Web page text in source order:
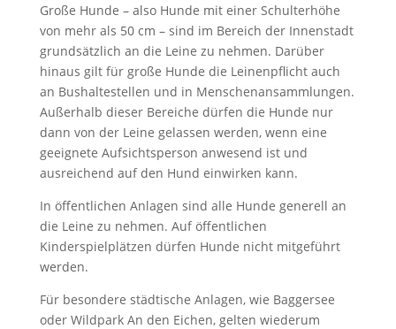
Große Hunde – also Hunde mit einer Schulterhöhe
von mehr als 50 cm – sind im Bereich der Innenstadt
grundsätzlich an die Leine zu nehmen. Darüber
hinaus gilt für große Hunde die Leinenpflicht auch
an Bushaltestellen und in Menschenansammlungen.
Außerhalb dieser Bereiche dürfen die Hunde nur
dann von der Leine gelassen werden, wenn eine
geeignete Aufsichtsperson anwesend ist und
ausreichend auf den Hund einwirken kann.
In öffentlichen Anlagen sind alle Hunde generell an
die Leine zu nehmen. Auf öffentlichen
Kinderspielplätzen dürfen Hunde nicht mitgeführt
werden.
Für besondere städtische Anlagen, wie Baggersee
oder Wildpark An den Eichen, gelten wiederum